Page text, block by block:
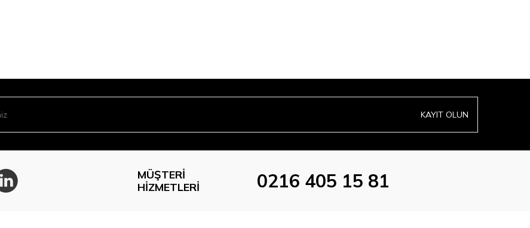
KAYIT OLUN
MÜŞTERI
HIZMETLERI
0216 405 15 81